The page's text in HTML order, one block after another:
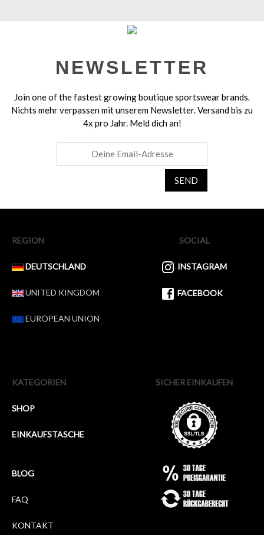
NEWSLETTER
Join one of the fastest growing boutique sportswear brands.
Nichts mehr verpassen mit unserem Newsletter.Versand bis zu
4x pro Jahr. Meld dich an!
SEND
KATEGORIEN
SHOP
EINKAUFSTASCHE
BLOG
FAQ
KONTAKT
REGION
DEUTSCHLAND
UNITED KINGDOM
EUROPEAN UNION
SOCIAL
INSTAGRAM
FACEBOOK
SICHER EINKAUFEN